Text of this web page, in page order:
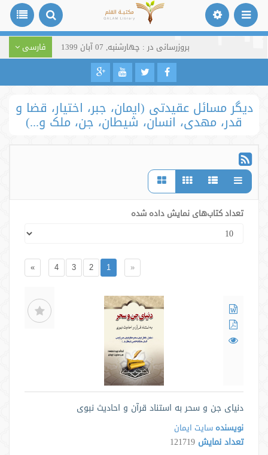
بروزرسانی در : چهارشنبه, 07 آبان 1399 فارسی
دیگر مسائل عقیدتی (ایمان، جبر، اختیار، قضا و
قدر، مهدی، انسان، شیطان، جن، ملک و...)
تعداد کتاب‌های نمایش داده شده
«
1
2
3
4
»
دنیای جن و سحر به استناد قرآن و احادیث نبوی
نویسنده سايت ايمان
تعداد نمایش 121719